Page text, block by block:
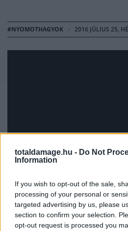
totaldamage.hu - Do Not
Information
If you wish to opt-out of the sale,
processing of your personal or
targeted advertising by us, please
section to confirm your selection.
opt-out request is processed you
#NYOMOTHAGYOK · 2016 JÚLIUS 25,